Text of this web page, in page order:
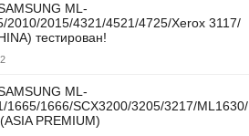
ML-
2010/2015/4321/4521/4725/Xerox 3117/
тестирован!
ML-
1665/1666/SCX3200/3205/3217/ML1630/
PREMIUM)